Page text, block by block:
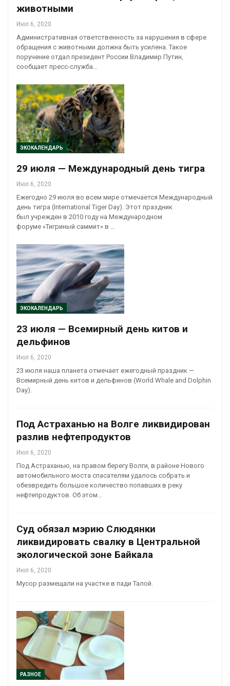
животными
Июл 6, 2020
Административная ответственность за нарушения в сфере
обращения с животными должна быть усилена. Такое
поручение отдал президент России Владимир Путин,
сообщает пресс-служба…
ЭКОКАЛЕНДАРЬ
29 июля — Международный день тигра
Июл 6, 2020
Ежегодно 29 июля во всем мире отмечается Международный
день тигра (International Tiger Day). Этот праздник
был учрежден в 2010 году на Международном
форуме «Тигриный саммит» в …
ЭКОКАЛЕНДАРЬ
23 июля — Всемирный день китов и
дельфинов
Июл 6, 2020
23 июля наша планета отмечает ежегодный праздник —
Всемирный день китов и дельфинов (World Whale and Dolphin
Day).
Под Астраханью на Волге ликвидирован
разлив нефтепродуктов
Июл 6, 2020
Под Астраханью, на правом берегу Волги, в районе Нового
автомобильного моста спасателям удалось собрать и
обезвредить большое количество попавших в реку
нефтепродуктов. Об этом…
Суд обязал мэрию Слюдянки
ликвидировать свалку в Центральной
экологической зоне Байкала
Июл 6, 2020
Мусор размещали на участке в пади Талой.
РАЗНОЕ